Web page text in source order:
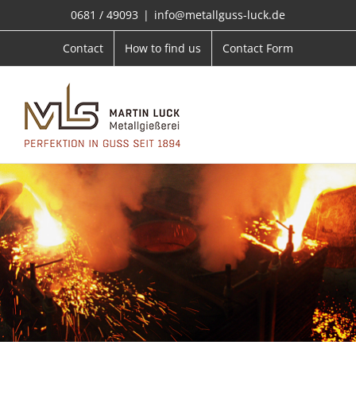
0681 / 49093 | info@metallguss-luck.de
Contact How to find us Contact Form